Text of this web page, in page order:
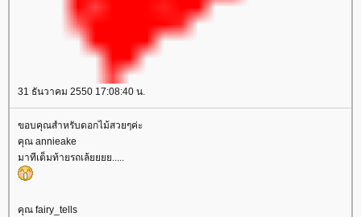
31 ธันวาคม 2550 17:08:40 น.
ขอบคุณสำหรับดอกไม้สวยๆค่ะ
คุณ annieake
มาทีเต็มท้ายรถเล้ยยยย.....
คุณ fairy_tells